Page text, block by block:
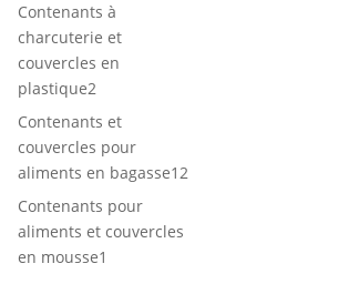
Contenants à
charcuterie et
couvercles en
plastique2
produits
Contenants et
couvercles pour
aliments en bagasse12
Contenants pour
aliments et couvercles
en mousse1